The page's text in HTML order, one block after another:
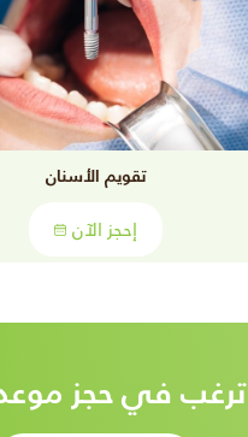
تقويم الأسنان
إحجز الآن
في حجز